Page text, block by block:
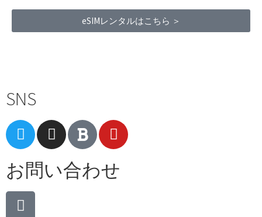
eSIMレンタルはこちら ＞
SNS
お問い合わせ